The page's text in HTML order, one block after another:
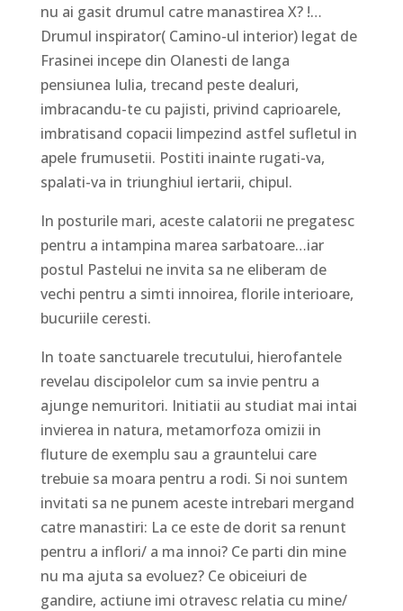
nu ai gasit drumul catre manastirea X? !…
Drumul inspirator( Camino-ul interior) legat de
Frasinei incepe din Olanesti de langa
pensiunea Iulia, trecand peste dealuri,
imbracandu-te cu pajisti, privind caprioarele,
imbratisand copacii limpezind astfel sufletul in
apele frumusetii. Postiti inainte rugati-va,
spalati-va in triunghiul iertarii, chipul.
In posturile mari, aceste calatorii ne pregatesc
pentru a intampina marea sarbatoare…iar
postul Pastelui ne invita sa ne eliberam de
vechi pentru a simti innoirea, florile interioare,
bucuriile ceresti.
In toate sanctuarele trecutului, hierofantele
revelau discipolelor cum sa invie pentru a
ajunge nemuritori. Initiatii au studiat mai intai
invierea in natura, metamorfoza omizii in
fluture de exemplu sau a grauntelui care
trebuie sa moara pentru a rodi. Si noi suntem
invitati sa ne punem aceste intrebari mergand
catre manastiri: La ce este de dorit sa renunt
pentru a inflori/ a ma innoi? Ce parti din mine
nu ma ajuta sa evoluez? Ce obiceiuri de
gandire, actiune imi otravesc relatia cu mine/